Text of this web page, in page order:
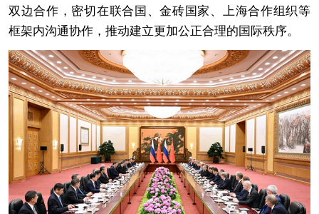
双边合作，密切在联合国、金砖国家、上海合作组织等
框架内沟通协作，推动建立更加公正合理的国际秩序。